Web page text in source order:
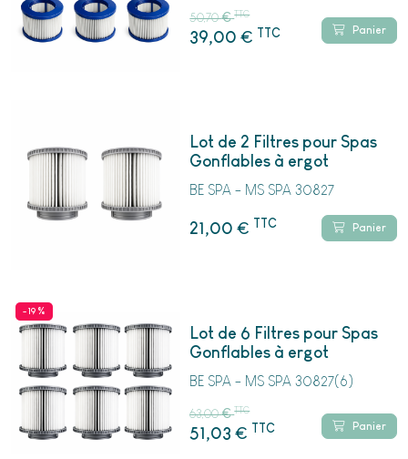
50,70€ TTC
39,00€ TTC Panier
Lot de 2 Filtres pour Spas
Gonflables à ergot
BE SPA - MS SPA 30827
21,00€ TTC Panier
- 19 %
Lot de 6 Filtres pour Spas
Gonflables à ergot
BE SPA - MS SPA 30827(6)
63,00€ TTC
51,03€ TTC Panier